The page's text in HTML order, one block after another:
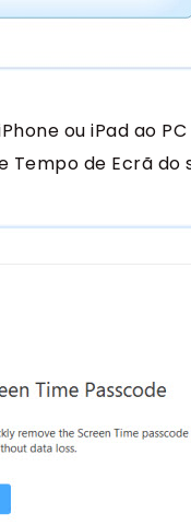
ou iPad ao
Tempo de Ecrã do